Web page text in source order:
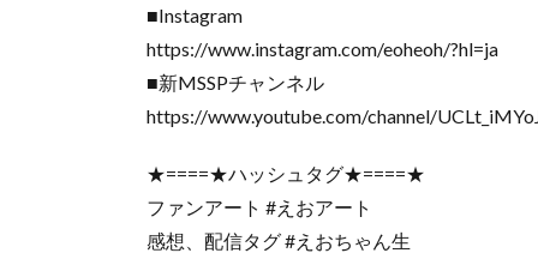
■Instagram
https://www.instagram.com/eoheoh/?hl=ja
■新MSSPチャンネル
https://www.youtube.com/channel/
★====★ハッシュタグ★====★
ファンアート #えおアート
感想、配信タグ #えおちゃん生